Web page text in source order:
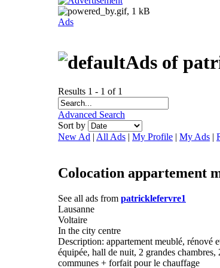
Ads
Ads of
Results 1 - 1 of 1
Advanced Search
Sort by
New Ad | All Ads | My Profile | My Ads |
Colocation appartement
See all ads from patricklefervre1
Lausanne
Voltaire
In the city centre
Description: appartement meublé, rénové
équipée, hall de nuit, 2 grandes
communes + forfait pour le chauffage